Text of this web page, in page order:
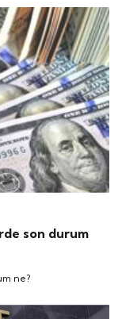
son durum
ne?